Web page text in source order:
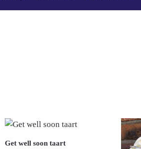
Get well soon taart